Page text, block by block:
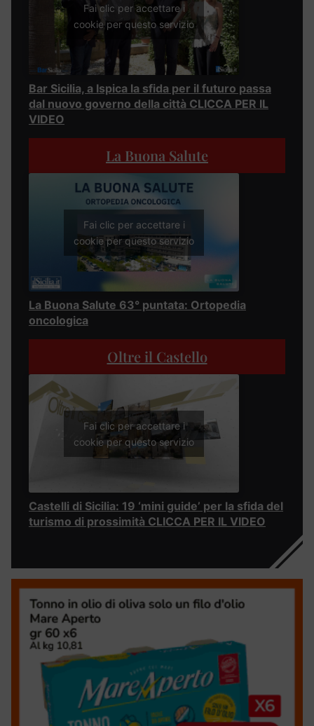
Fai clic per accettare i
cookie per questo servizio
Bar Sicilia, a Ispica la sfida per il futuro passa
dal nuovo governo della città CLICCA PER IL
VIDEO
La Buona Salute
Fai clic per accettare i
cookie per questo servizio
La Buona Salute 63° puntata: Ortopedia
oncologica
Oltre il Castello
Fai clic per accettare i
cookie per questo servizio
Castelli di Sicilia: 19 ‘mini guide’ per la sfida del
turismo di prossimità CLICCA PER IL VIDEO